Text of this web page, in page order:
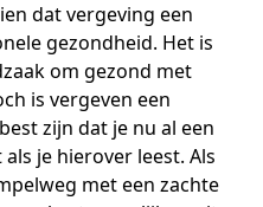
dat vergeving een
gezondheid. Het is
om gezond met
is vergeven een
zijn dat je nu al een
je hierover leest. Als
met een zachte